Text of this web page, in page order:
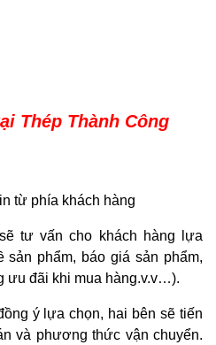
Thép Thành Công
từ phía khách hàng
tư vấn cho khách hàng lựa
sản phẩm, báo giá sản phẩm,
ưu đãi khi mua hàng.v.v…).
ý lựa chọn, hai bên sẽ tiến
và phương thức vận chuyển.